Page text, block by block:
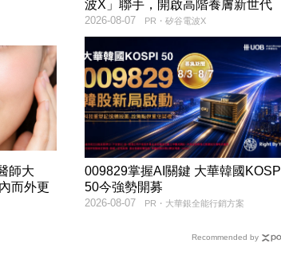
波X」聯手，開啟高階養膚新世代
PR・矽谷電波X
2026-08-07
師大
而外更
009829掌握AI關鍵 大華韓國KOSPI
50今強勢開募
PR・大華銀全能行銷方案
2026-08-07
Recommended by